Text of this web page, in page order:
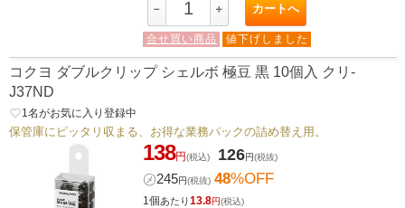
－ ＋ カートへ
合せ買い商品 値下げしました
コクヨ ダブルクリップ シェルボ 極豆 黒 10個入 クリ-
J37ND
favorite_border1 名がお気に入り登録中
保管庫にピッタリ収まる、お得な業務パックの詰め替え用。
138円(税込) 126円(税抜)
㋱245円(税抜) 48%OFF
1個あたり13.8円(税込)